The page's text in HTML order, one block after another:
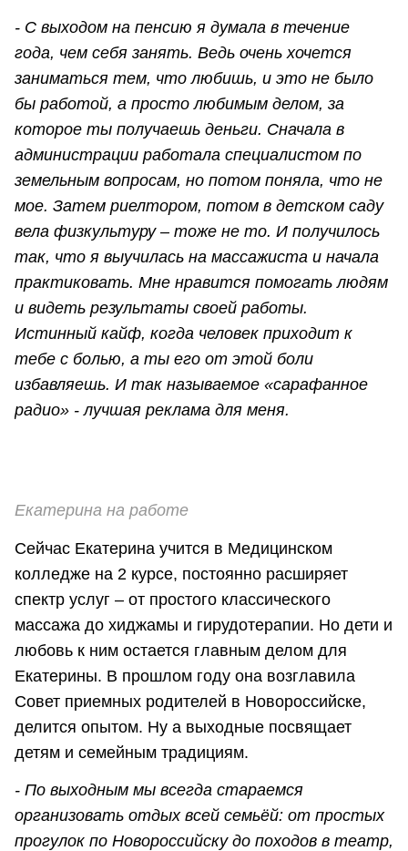
- С выходом на пенсию я думала в течение
года, чем себя занять. Ведь очень хочется
заниматься тем, что любишь, и это не было
бы работой, а просто любимым делом, за
которое ты получаешь деньги. Сначала в
администрации работала специалистом по
земельным вопросам, но потом поняла, что не
мое. Затем риелтором, потом в детском саду
вела физкультуру – тоже не то. И получилось
так, что я выучилась на массажиста и начала
практиковать. Мне нравится помогать людям
и видеть результаты своей работы.
Истинный кайф, когда человек приходит к
тебе с болью, а ты его от этой боли
избавляешь. И так называемое «сарафанное
радио» - лучшая реклама для меня.
Екатерина на работе
Сейчас Екатерина учится в Медицинском
колледже на 2 курсе, постоянно расширяет
спектр услуг – от простого классического
массажа до хиджамы и гирудотерапии. Но дети и
любовь к ним остается главным делом для
Екатерины. В прошлом году она возглавила
Совет приемных родителей в Новороссийске,
делится опытом. Ну а выходные посвящает
детям и семейным традициям.
- По выходным мы всегда стараемся
организовать отдых всей семьёй: от простых
прогулок по Новороссийску до походов в театр,